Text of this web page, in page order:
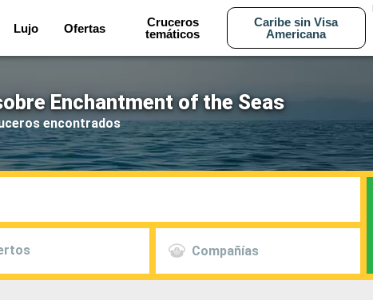
Lujo Ofertas
Cruceros
temáticos
Caribe sin Visa
Americana
Enchantment of the Seas
encontrados
Compañías